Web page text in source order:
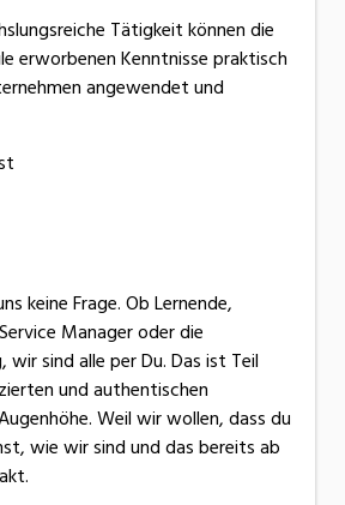
Tätigkeit können die
erworbenen Kenntnisse praktisch
angewendet und
keine Frage. Ob Lernende,
Manager oder die
sind alle per Du. Das ist Teil
und authentischen
Weil wir wollen, dass du
wie wir sind und das bereits ab